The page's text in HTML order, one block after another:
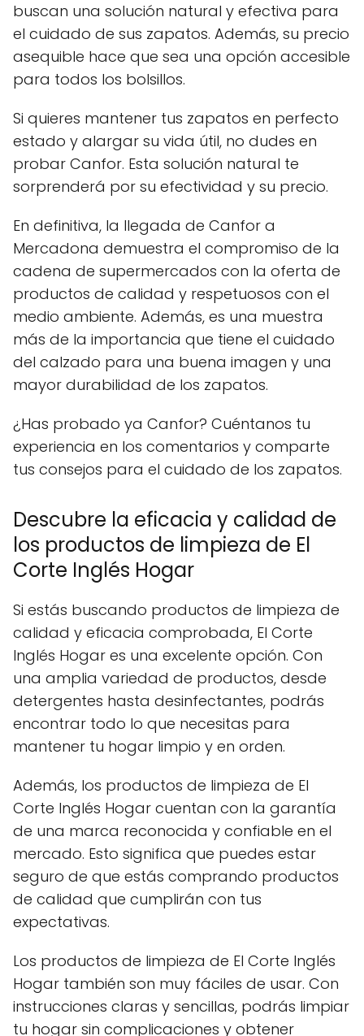
buscan una solución natural y efectiva para
el cuidado de sus zapatos. Además, su precio
asequible hace que sea una opción accesible
para todos los bolsillos.
Si quieres mantener tus zapatos en perfecto
estado y alargar su vida útil, no dudes en
probar Canfor. Esta solución natural te
sorprenderá por su efectividad y su precio.
En definitiva, la llegada de Canfor a
Mercadona demuestra el compromiso de la
cadena de supermercados con la oferta de
productos de calidad y respetuosos con el
medio ambiente. Además, es una muestra
más de la importancia que tiene el cuidado
del calzado para una buena imagen y una
mayor durabilidad de los zapatos.
¿Has probado ya Canfor? Cuéntanos tu
experiencia en los comentarios y comparte
tus consejos para el cuidado de los zapatos.
Descubre la eficacia y calidad de
los productos de limpieza de El
Corte Inglés Hogar
Si estás buscando productos de limpieza de
calidad y eficacia comprobada, El Corte
Inglés Hogar es una excelente opción. Con
una amplia variedad de productos, desde
detergentes hasta desinfectantes, podrás
encontrar todo lo que necesitas para
mantener tu hogar limpio y en orden.
Además, los productos de limpieza de El
Corte Inglés Hogar cuentan con la garantía
de una marca reconocida y confiable en el
mercado. Esto significa que puedes estar
seguro de que estás comprando productos
de calidad que cumplirán con tus
expectativas.
Los productos de limpieza de El Corte Inglés
Hogar también son muy fáciles de usar. Con
instrucciones claras y sencillas, podrás limpiar
tu hogar sin complicaciones y obtener